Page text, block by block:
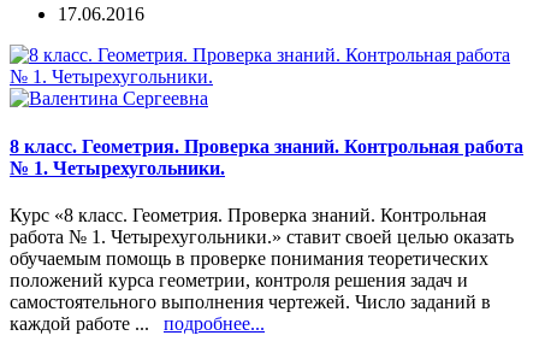
17.06.2016
8 класс. Геометрия. Проверка знаний. Контрольная работа
№ 1. Четырехугольники.
Курс «8 класс. Геометрия. Проверка знаний. Контрольная
работа № 1. Четырехугольники.» ставит своей целью оказать
обучаемым помощь в проверке понимания теоретических
положений курса геометрии, контроля решения задач и
самостоятельного выполнения чертежей. Число заданий в
каждой работе ... подробнее...